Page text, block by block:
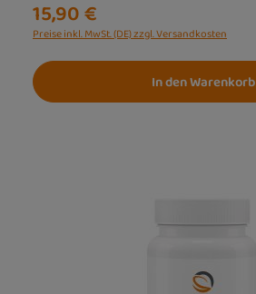
15,90 €
Preise inkl. MwSt. (DE) zzgl. Versandkosten
In den Warenkorb